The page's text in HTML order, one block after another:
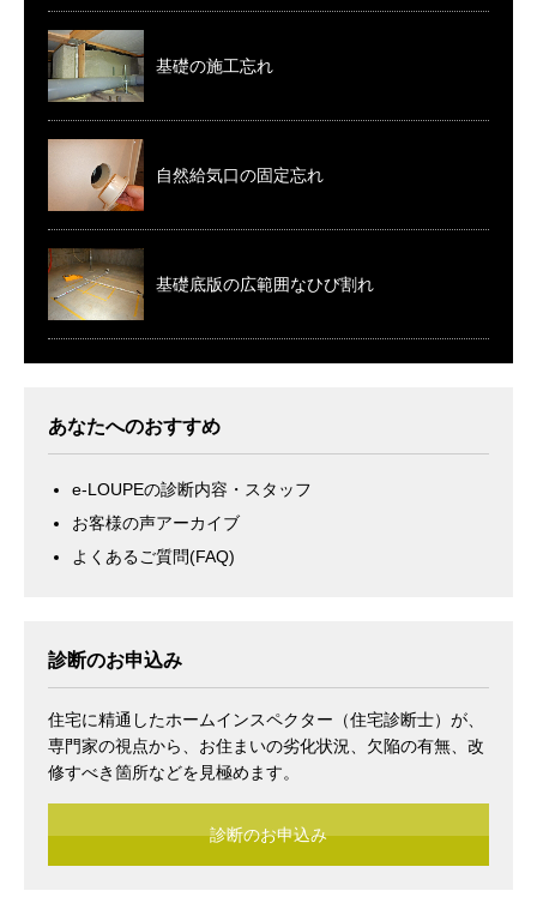
基礎の施工忘れ
自然給気口の固定忘れ
基礎底版の広範囲なひび割れ
あなたへのおすすめ
e-LOUPEの診断内容・スタッフ
お客様の声アーカイブ
よくあるご質問(FAQ)
診断のお申込み
住宅に精通したホームインスペクター（住宅診断士）が、
専門家の視点から、お住まいの劣化状況、欠陥の有無、改
修すべき箇所などを見極めます。
診断のお申込み